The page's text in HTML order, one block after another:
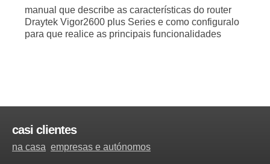
manual que describe as características do router
Draytek Vigor2600 plus Series e como configuralo
para que realice as principais funcionalidades
casi clientes
na casa empresas e autónomos